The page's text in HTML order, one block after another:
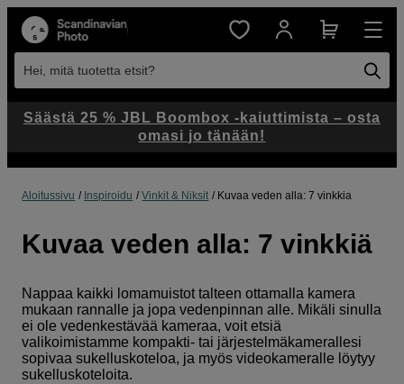
Hei, mitä tuotetta etsit?
Aloitussivu Inspiroidu Vinkit & Niksit Kuvaa veden alla: 7 vinkkia
Kuvaa veden alla: 7 vinkkiä
Nappaa kaikki lomamuistot talteen ottamalla kamera
mukaan rannalle ja jopa vedenpinnan alle. Mikäli sinulla
ei ole vedenkestävää kameraa, voit etsiä
valikoimistamme kompakti- tai järjestelmäkamerallesi
sopivaa sukelluskoteloa, ja myös videokameralle löytyy
sukelluskoteloita.
Säästä 25 % JBL Boombox -kaiuttimista – osta
omasi jo tänään!